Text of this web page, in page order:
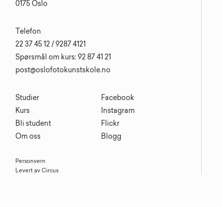
0175 Oslo
Studier
Kurs
Bli student
Om oss
Telefon
22 37 45 12 / 9287 4121
Spørsmål om kurs: 92 87 41 21
post@oslofotokunstskole.no
Facebook
Instagram
Flickr
Blogg
Personvern
Levert av Circus